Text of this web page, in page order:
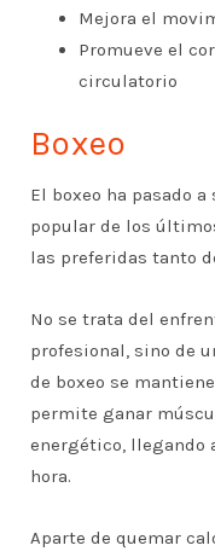
Mejora el
Promueve el
circulatorio
Boxeo
El boxeo ha pasado
popular de los
las preferidas tanto
No se trata del
profesional, sino de
de boxeo se
permite ganar
energético, llegando
hora.
Aparte de quemar